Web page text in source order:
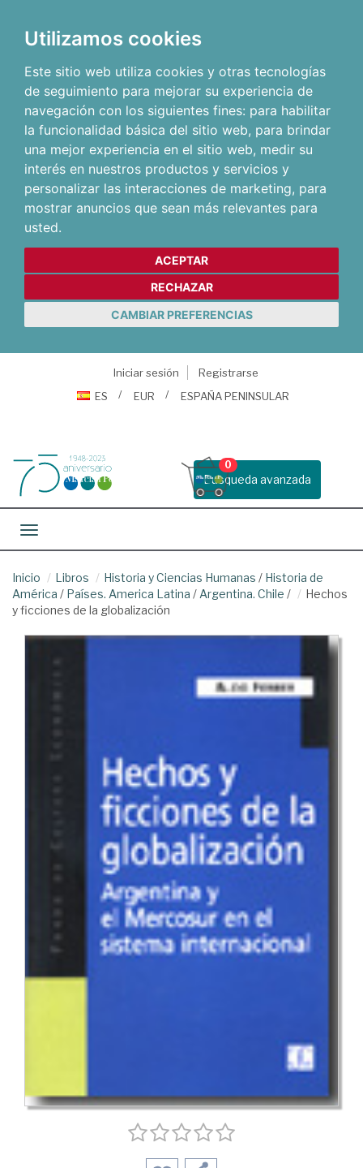
Utilizamos cookies
Este sitio web utiliza cookies y otras tecnologías
de seguimiento para mejorar su experiencia de
navegación con los siguientes fines: para habilitar
la funcionalidad básica del sitio web, para brindar
una mejor experiencia en el sitio web, medir su
interés en nuestros productos y servicios y
personalizar las interacciones de marketing, para
mostrar anuncios que sean más relevantes para
usted.
ACEPTAR
RECHAZAR
CAMBIAR PREFERENCIAS
Iniciar sesión
Registrarse
ES
EUR ESPAÑA PENINSULAR
Busqueda avanzada
0
Toggle navigation
Inicio Libros Historia y Ciencias Humanas / Historia de
América / Países. America Latina / Argentina. Chile /
Hechos
y ficciones de la globalización